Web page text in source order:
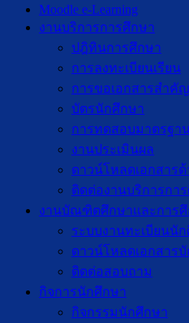
Moodle e-Learning
งานบริการการศึกษา
ปฎิทินการศึกษา
การลงทะเบียนเรียน
การขอเอกสารสำคั
บัตรนักศึกษา
การทดสอบมาตรฐา
งานประเมินผล
ดาวน์โหลดเอกสาร
ติดต่องานบริการกา
งานบัณฑิตศึกษาเเละการ
ระบบงานทะเบียนนั
ดาวน์โหลดเอกสาร
ติดต่อสอบถาม
กิจการนักศึกษา
กิจกรรมนักศึกษา